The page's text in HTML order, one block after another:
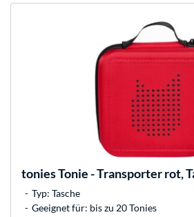
toniesTonie - Transporter rot,
Typ: Tasche
Geeignet für: bis zu 20 Tonies